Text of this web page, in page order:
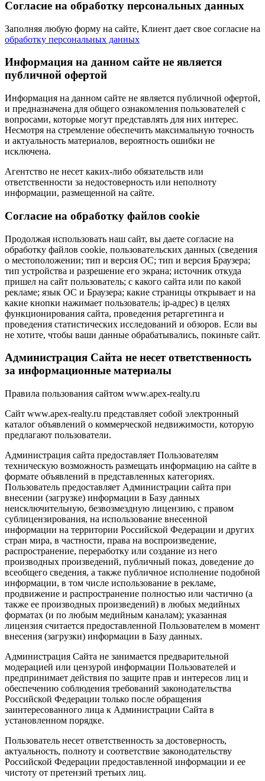
Согласие на обработку персональных данных
Заполняя любую форму на сайте, Клиент дает свое согласие на
обработку персональных данных
Информация на данном сайте не является
публичной офертой
Информация на данном сайте не является публичной офертой,
и предназначена для общего ознакомления пользователей с
вопросами, которые могут представлять для них интерес.
Несмотря на стремление обеспечить максимальную точность
и актуальность материалов, вероятность ошибки не
исключена.
Агентство не несет каких-либо обязательств или
ответственности за недостоверность или неполноту
информации, размещенной на сайте.
Cогласие на обработку файлов cookie
Продолжая использовать наш сайт, вы даете согласие на
обработку файлов cookie, пользовательских данных (сведения
о местоположении; тип и версия ОС; тип и версия Браузера;
тип устройства и разрешение его экрана; источник откуда
пришел на сайт пользователь; с какого сайта или по какой
рекламе; язык ОС и Браузера; какие страницы открывает и на
какие кнопки нажимает пользователь; ip-адрес) в целях
функционирования сайта, проведения ретаргетинга и
проведения статистических исследований и обзоров. Если вы
не хотите, чтобы ваши данные обрабатывались, покиньте сайт.
Администрация Сайта не несет ответственность
за информационные материалы
Правила пользования сайтом www.apex-realty.ru
Сайт www.apex-realty.ru представляет собой электронный
каталог объявлений о коммерческой недвижимости, которую
предлагают пользователи.
Администрация сайта предоставляет Пользователям
техническую возможность размещать информацию на сайте в
формате объявлений в представленных категориях.
Пользователь предоставляет Администрации сайта при
внесении (загрузке) информации в Базу данных
неисключительную, безвозмездную лицензию, с правом
сублицензирования, на использование внесенной
информации на территории Российской Федерации и других
стран мира, в частности, права на воспроизведение,
распространение, переработку или создание из него
производных произведений, публичный показ, доведение до
всеобщего сведения, а также публичное исполнение подобной
информации, в том числе использование в рекламе,
продвижение и распространение полностью или частично (а
также ее производных произведений) в любых медийных
форматах (и по любым медийным каналам); указанная
лицензия считается предоставленной Пользователем в момент
внесения (загрузки) информации в Базу данных.
Администрация Сайта не занимается предварительной
модерацией или цензурой информации Пользователей и
предпринимает действия по защите прав и интересов лиц и
обеспечению соблюдения требований законодательства
Российской Федерации только после обращения
заинтересованного лица к Администрации Сайта в
установленном порядке.
Пользователь несет ответственность за достоверность,
актуальность, полноту и соответствие законодательству
Российской Федерации предоставленной информации и ее
чистоту от претензий третьих лиц.